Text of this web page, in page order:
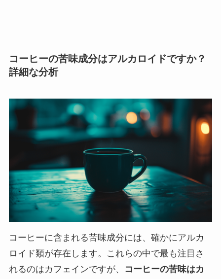
コーヒーの苦味成分はアルカロイドですか？
詳細な分析
コーヒーに含まれる苦味成分には、確かにアルカ
ロイド類が存在します。これらの中で最も注目さ
れるのはカフェインですが、
コーヒーの苦味はカ